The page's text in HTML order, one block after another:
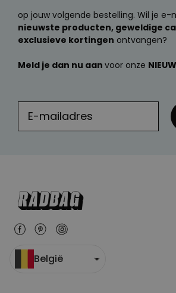
op jouw volgende bestelling. Wil je e-
nieuwste producten, geweldige
exclusieve kortingen ontvangen?
Meld je dan nu aan voor onze
België